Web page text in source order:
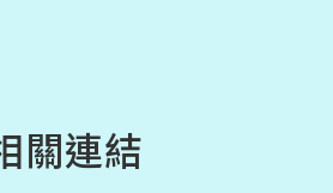
關連結